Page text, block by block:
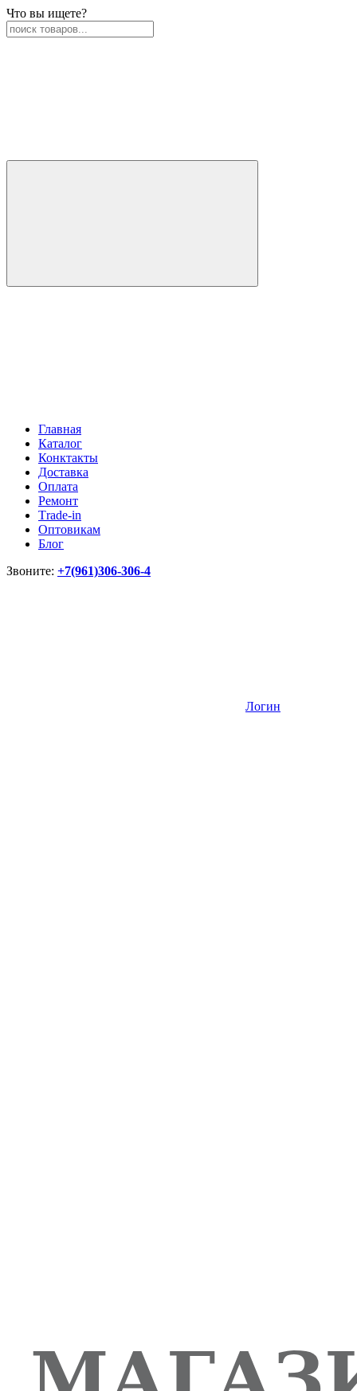
Что вы ищете?
Главная
Каталог
Конктакты
Доставка
Оплата
Ремонт
Тrade-in
Оптовикам
Блог
Звоните: +7(961)306-306-4
Логин